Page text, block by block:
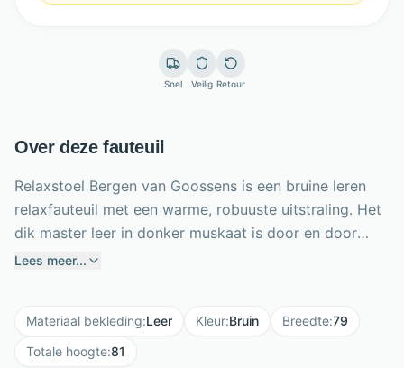
Snel Veilig Retour
Over deze fauteuil
Relaxstoel Bergen van Goossens is een bruine leren
relaxfauteuil met een warme, robuuste uitstraling. Het
dik master leer in donker muskaat is door en door
geverfd en voorzien van een beschermende laklaag
verstel je rugleuning en voetensteun apart. De handige
accu maakt draadloos bedienen mogelijk, zonder
Lees meer...
Materiaal bekleding:Leer Kleur:Bruin Breedte:79
Totale hoogte:81